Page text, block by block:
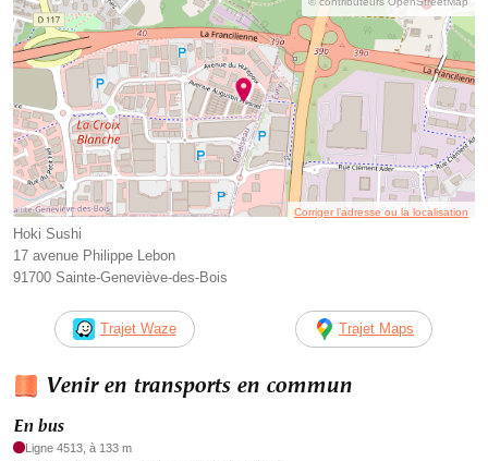
Corriger l’adresse ou la localisation
Hoki Sushi
17 avenue Philippe Lebon
91700 Sainte-Geneviève-des-Bois
Trajet Waze Trajet Maps
Venir en transports en commun
En bus
Ligne 4513, à 133 m